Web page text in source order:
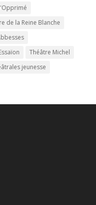
de la Reine Blanche
Théâtre Michel
jeunesse